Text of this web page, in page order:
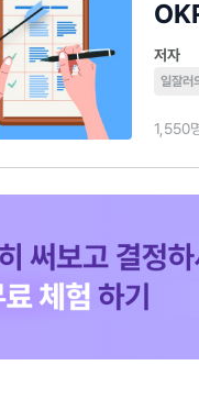
저자
일잘러
1,550